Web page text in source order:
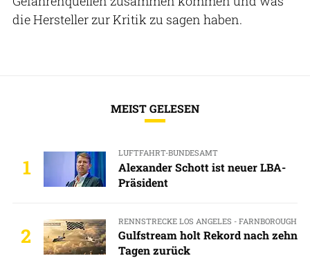
die Hersteller zur Kritik zu sagen haben.
MEIST GELESEN
1
LUFTFAHRT-BUNDESAMT
Alexander Schott ist neuer LBA-
Präsident
2
RENNSTRECKE LOS ANGELES - FARNBOROUGH
Gulfstream holt Rekord nach zehn
Tagen zurück